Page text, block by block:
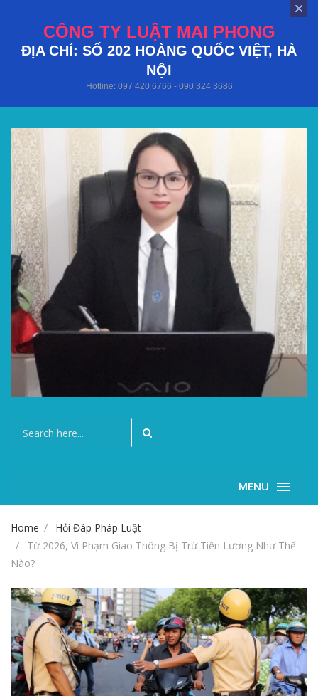
CÔNG TY LUẬT MAI PHONG
ĐỊA CHỈ: SỐ 202 HOÀNG QUỐC VIỆT, HÀ
NỘI
Hotline: 097 420 6766 - 090 324 3686
MENU
Home
Hỏi Đáp Pháp Luật
Từ 2026, Vi Phạm Giao Thông Bị Trừ Tiền Lương Như Thế
Nào?